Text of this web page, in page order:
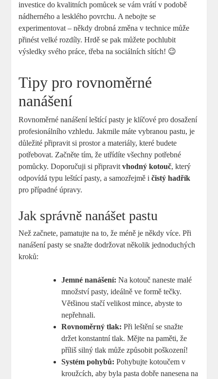
investice do kvalitních pomůcek se vám vrátí v podobě
nádherného a lesklého povrchu. A nebojte se
experimentovat – někdy drobná změna v technice může
přinést velké rozdíly. Hrdě se pak můžete pochlubit
výsledky svého práce, třeba na sociálních sítích! 😉
Tipy pro rovnoměrné
nanášení
Rovnoměrné nanášení leštící pasty je klíčové pro dosažení
profesionálního vzhledu. Jakmile máte vybranou pastu, je
důležité připravit si prostor a materiály, které budete
potřebovat. Začněte tím, že utřídíte všechny potřebné
pomůcky. Doporučuji si připravitvhodný kotouč, který
odpovídá typu leštící pasty, a samozřejmě ičistý hadřík
pro případné úpravy.
Jak správně nanášet pastu
Než začnete, pamatujte na to, že méně je někdy více. Při
nanášení pasty se snažte dodržovat několik jednoduchých
kroků:
Jemné nanášení: Na kotouč naneste malé
množství pasty, ideálně ve formě tečky.
Většinou stačí velikost mince, abyste to
nepřehnali.
Rovnoměrný tlak: Při leštění se snažte
držet konstantní tlak. Mějte na paměti, že
příliš silný tlak může způsobit poškození!
Systém pohybů: Pohybujte kotoučem v
kroužcích, aby byla pasta dobře nanesena na